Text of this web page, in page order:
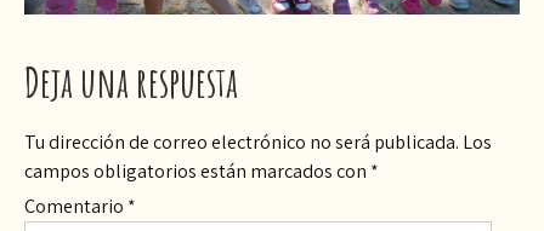
Deja una respuesta
Tu dirección de correo electrónico no será publicada. Los
campos obligatorios están marcados con *
Comentario *